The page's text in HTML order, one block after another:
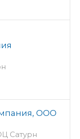
ООО
Сатурн